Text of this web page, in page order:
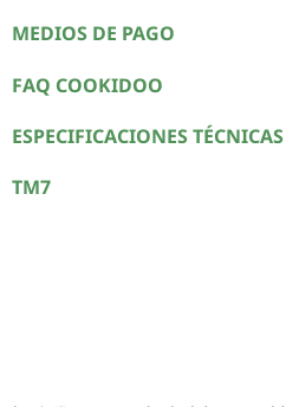
MEDIOS DE PAGO
FAQ COOKIDOO
ESPECIFICACIONES TÉCNICAS
TM7